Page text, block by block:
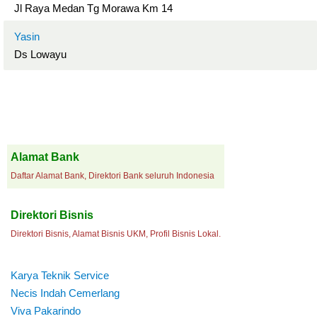
Jl Raya Medan Tg Morawa Km 14
Yasin
Ds Lowayu
Alamat Bank
Daftar Alamat Bank, Direktori Bank seluruh Indonesia
Direktori Bisnis
Direktori Bisnis, Alamat Bisnis UKM, Profil Bisnis Lokal.
Karya Teknik Service
Necis Indah Cemerlang
Viva Pakarindo